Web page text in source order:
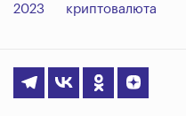
2023 криптовалюта